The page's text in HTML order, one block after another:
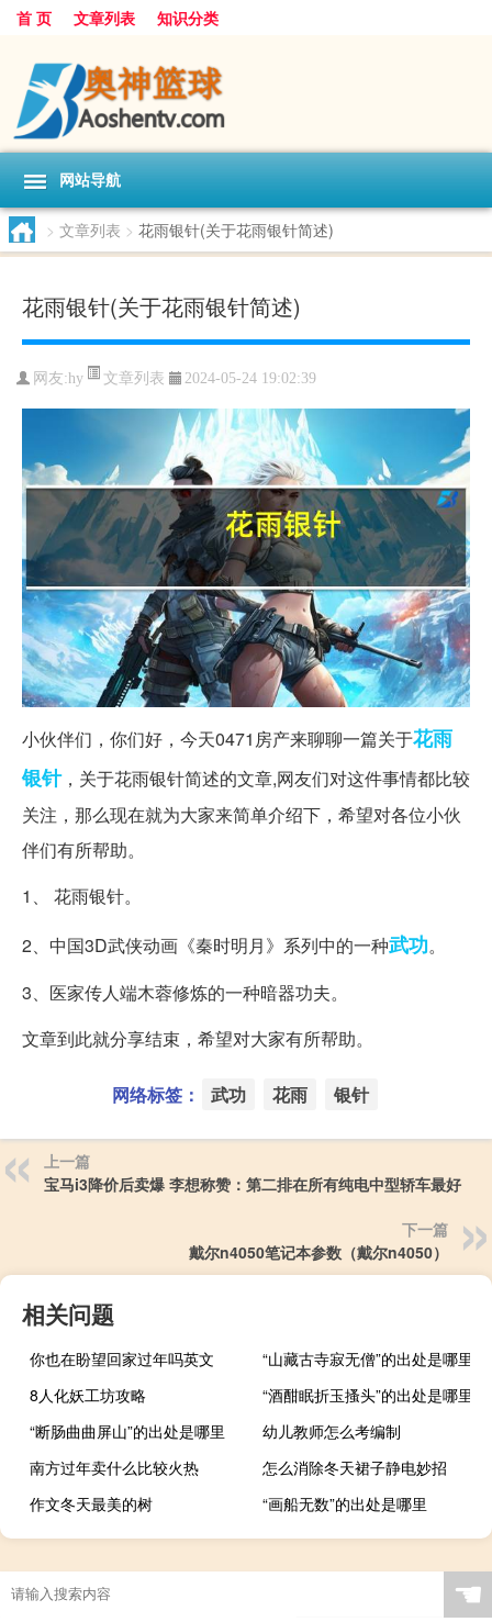
首 页 文章列表 知识分类
网站导航
> 文章列表 > 花雨银针(关于花雨银针简述)
花雨银针(关于花雨银针简述)
网友:hy 文章列表 2024-05-24 19:02:39
小伙伴们，你们好，今天0471房产来聊聊一篇关于花雨
银针，关于花雨银针简述的文章,网友们对这件事情都比较
关注，那么现在就为大家来简单介绍下，希望对各位小伙
伴们有所帮助。
1、 花雨银针。
2、中国3D武侠动画《秦时明月》系列中的一种武功。
3、医家传人端木蓉修炼的一种暗器功夫。
文章到此就分享结束，希望对大家有所帮助。
网络标签： 武功 花雨 银针
上一篇
宝马i3降价后卖爆 李想称赞：第二排在所有纯电中型轿车最好
下一篇
戴尔n4050笔记本参数（戴尔n4050）
相关问题
你也在盼望回家过年吗英文
“山藏古寺寂无僧”的出处是哪里
8人化妖工坊攻略
“酒酣眠折玉搔头”的出处是哪里
“断肠曲曲屏山”的出处是哪里
幼儿教师怎么考编制
南方过年卖什么比较火热
怎么消除冬天裙子静电妙招
作文冬天最美的树
“画船无数”的出处是哪里
☚